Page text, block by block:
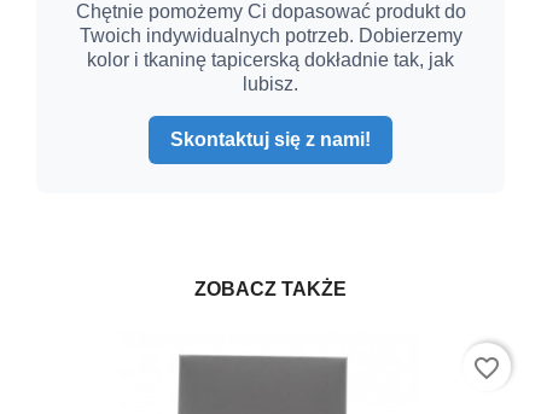
Chętnie pomożemy Ci dopasować produkt do
Twoich indywidualnych potrzeb. Dobierzemy
kolor i tkaninę tapicerską dokładnie tak, jak
lubisz.
Skontaktuj się z nami!
ZOBACZ TAKŻE
favorite_border